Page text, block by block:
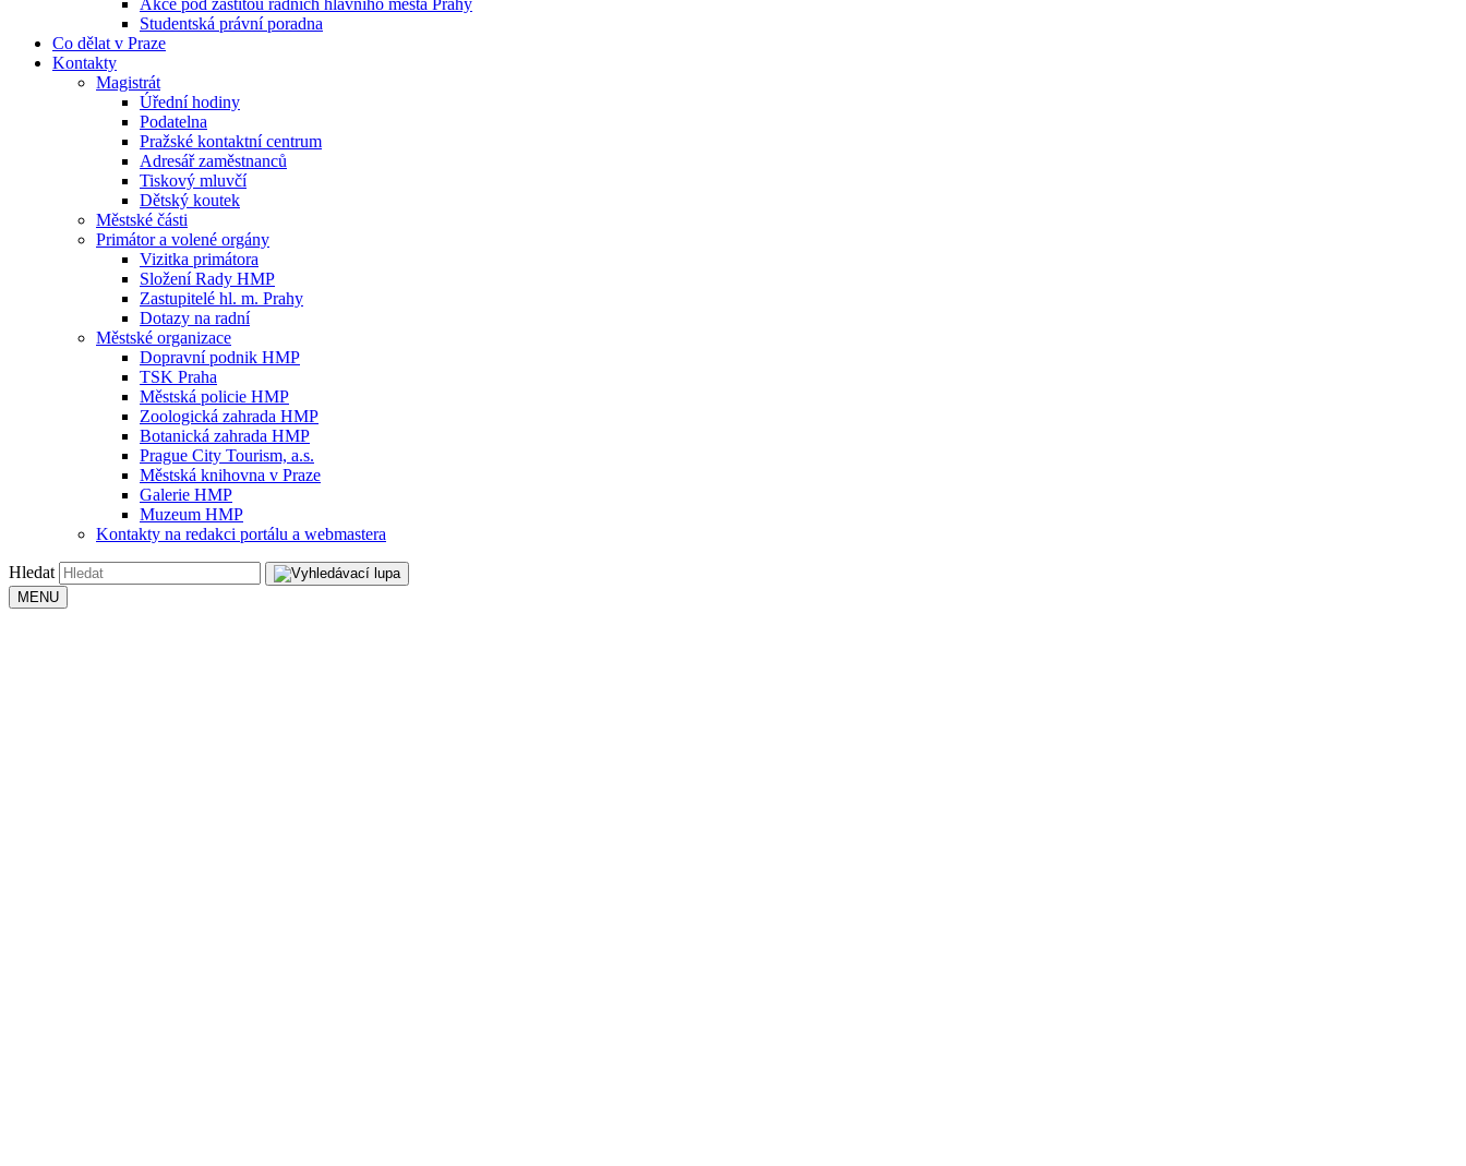
Akce pod záštitou radních hlavního města Prahy
Studentská právní poradna
Co dělat v Praze
Kontakty
Magistrát
Úřední hodiny
Podatelna
Pražské kontaktní centrum
Adresář zaměstnanců
Tiskový mluvčí
Dětský koutek
Městské části
Primátor a volené orgány
Vizitka primátora
Složení Rady HMP
Zastupitelé hl. m. Prahy
Dotazy na radní
Městské organizace
Dopravní podnik HMP
TSK Praha
Městská policie HMP
Zoologická zahrada HMP
Botanická zahrada HMP
Prague City Tourism, a.s.
Městská knihovna v Praze
Galerie HMP
Muzeum HMP
Kontakty na redakci portálu a webmastera
Hledat
MENU